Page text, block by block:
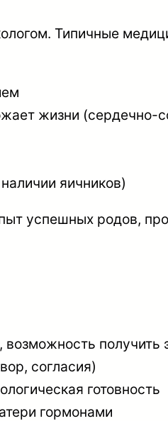
Типичные
жизни (сердечно-
яичников)
успешных родов,
возможность
согласия)
готовность
гормонами